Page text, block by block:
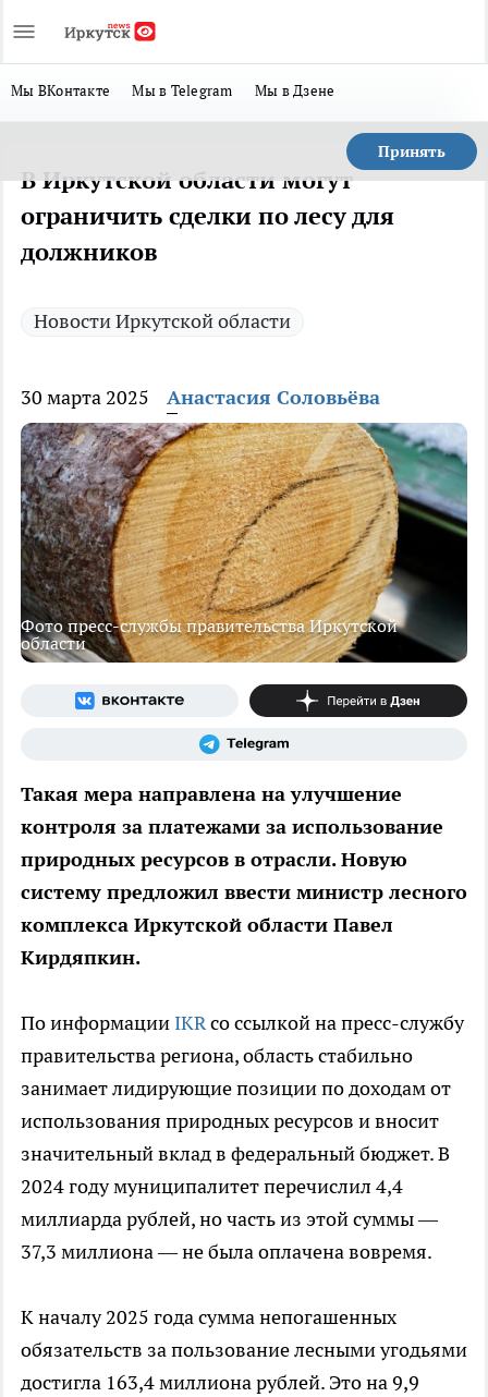
Мы ВКонтакте Мы в Telegram Мы в Дзене
Принять
В Иркутской области могут
ограничить сделки по лесу для
должников
Новости Иркутской области
30 марта 2025 Анастасия Соловьёва
Фото пресс-службы правительства Иркутской
области
Такая мера направлена на улучшение
контроля за платежами за использование
природных ресурсов в отрасли. Новую
систему предложил ввести министр лесного
комплекса Иркутской области Павел
Кирдяпкин.
По информации IKRсо ссылкой на пресс-службу
правительства региона, область стабильно
занимает лидирующие позиции по доходам от
использования природных ресурсов и вносит
значительный вклад в федеральный бюджет. В
2024 году муниципалитет перечислил 4,4
миллиарда рублей, но часть из этой суммы —
37,3 миллиона — не была оплачена вовремя.
К началу 2025 года сумма непогашенных
обязательств за пользование лесными угодьями
достигла 163,4 миллиона рублей. Это на 9,9